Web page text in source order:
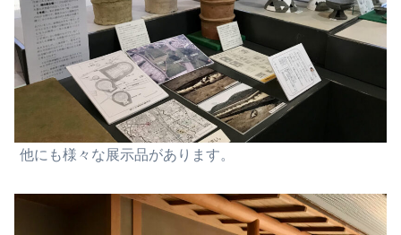
他にも様々な展示品があります。